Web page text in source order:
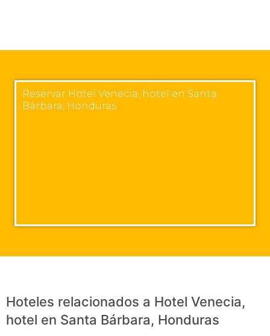
Reservar Hotel Venecia, hotel en Santa
Bárbara, Honduras
Hoteles relacionados a Hotel Venecia,
hotel en Santa Bárbara, Honduras